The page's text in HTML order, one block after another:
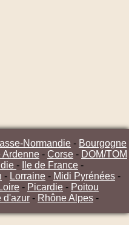
Normandie - Bourgogne
Ardenne - Corse - DOM/TOM
- Ile de France -
- Lorraine - Midi Pyrénées -
- Picardie - Poitou
d'azur - Rhône Alpes -